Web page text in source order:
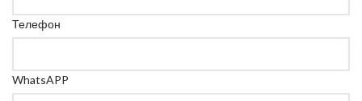
Телефон
WhatsAPP